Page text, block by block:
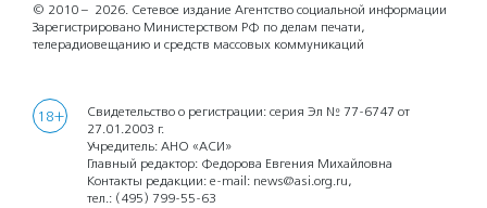
© 2010 – 2026. Сетевое издание Агентство социальной информации
Зарегистрировано Министерством РФ по делам печати,
телерадиовещанию и средств массовых коммуникаций
18+
Свидетельство о регистрации: серия Эл № 77-6747 от
27.01.2003 г.
Учредитель: АНО «АСИ»
Главный редактор: Федорова Евгения Михайловна
Контакты редакции: e-mail: news@asi.org.ru,
тел.: (495) 799-55-63